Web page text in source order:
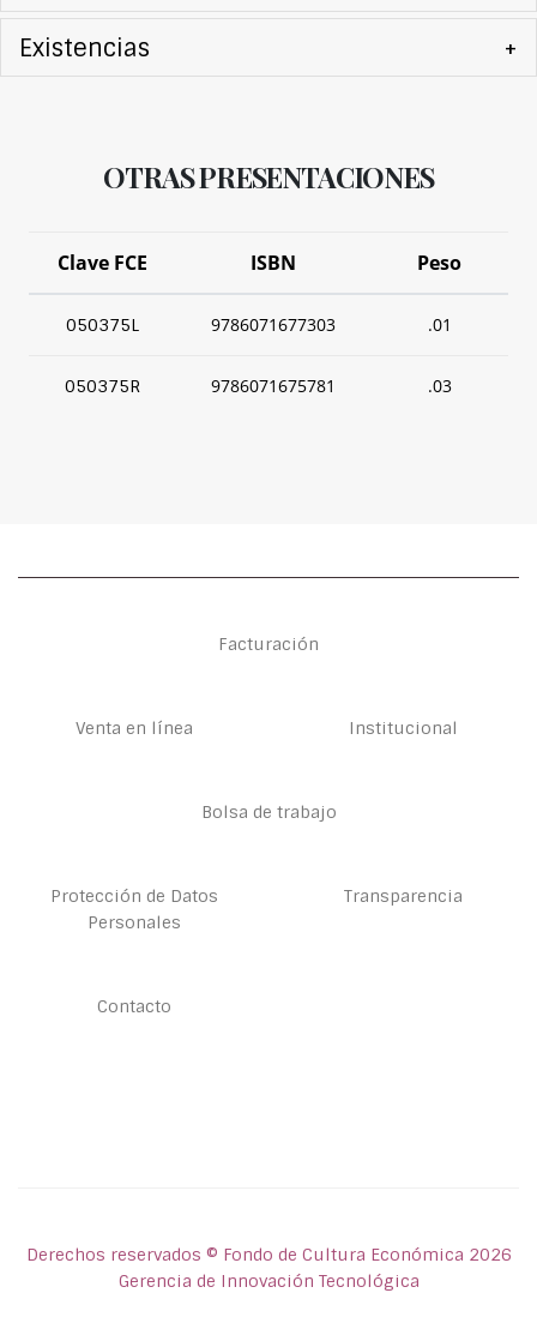
Existencias +
OTRAS PRESENTACIONES
Clave FCE ISBN Peso
050375L 9786071677303 .01
050375R 9786071675781 .03
Facturación
Venta en línea Institucional
Bolsa de trabajo
Protección de Datos
Personales
Transparencia
Contacto
Derechos reservados © Fondo de Cultura Económica 2026
Gerencia de Innovación Tecnológica